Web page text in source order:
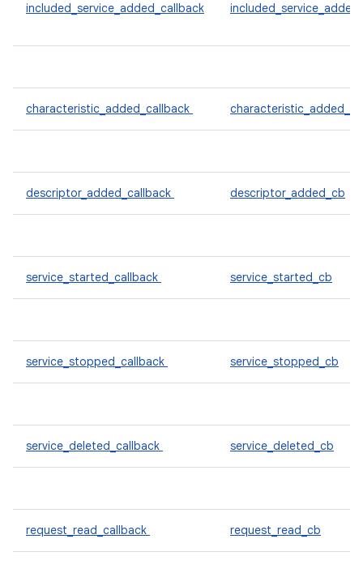
included_service_added_callback
characteristic_added_callback characteristic_added_cb
descriptor_added_callback descriptor_added_cb
service_started_callback service_started_cb
service_stopped_callback service_stopped_cb
service_deleted_callback service_deleted_cb
request_read_callback request_read_cb